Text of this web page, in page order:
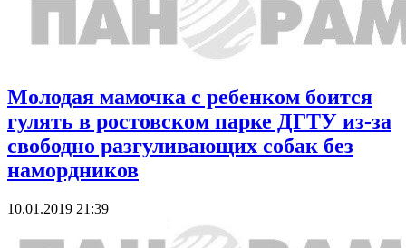
Молодая мамочка с ребенком боится
гулять в ростовском парке ДГТУ из-за
свободно разгуливающих собак без
намордников
10.01.2019 21:39